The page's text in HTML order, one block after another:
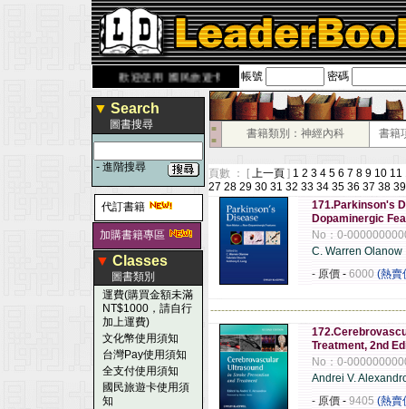
歡迎使用 國民旅遊卡！！ 帳號 密碼
▼ Search
圖書搜尋
- 進階搜尋
代訂書籍
加購書籍專區
▼ Classes
圖書類別
運費(購買金額未滿
NT$1000，請自行
加上運費)
文化幣使用須知
台灣Pay使用須知
全支付使用須知
國民旅遊卡使用須
知
■
■
書籍類別：神經內科 書籍
頁數 ： [ 上一頁 ] 1 2 3 4 5 6 7 8 9 10 11
27 28 29 30 31 32 33 34 35 36 37 38 39
171.Parkinson's
Dopaminergic
No：0-
C. Warren Olanow
- 原價 - 6000 (熱賣
Treatment, 2nd
No：0-
Andrei V.
- 原價 - 9405 (熱賣